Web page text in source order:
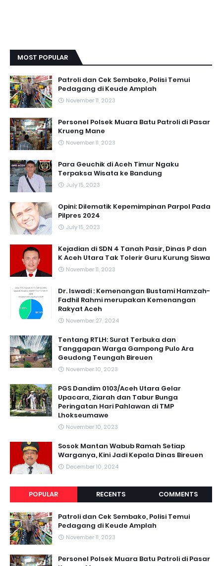
MOST POPULAR
Patroli dan Cek Sembako, Polisi Temui
Pedagang di Keude Amplah
November 11, 2023
Personel Polsek Muara Batu Patroli di Pasar
Krueng Mane
November 11, 2023
Para Geuchik di Aceh Timur Ngaku
Terpaksa Wisata ke Bandung
July 15, 2023
Opini: Dilematik Kepemimpinan Parpol Pada
Pilpres 2024
July 15, 2023
Kejadian di SDN 4 Tanah Pasir, Dinas P dan
K Aceh Utara Tak Tolerir Guru Kurung Siswa
November 11, 2023
Dr. Iswadi : Kemenangan Bustami Hamzah-
Fadhil Rahmi merupakan Kemenangan
Rakyat Aceh
November 27, 2024
Tentang RTLH: Surat Terbuka dan
Tanggapan Warga Gampong Pulo Ara
Geudong Teungah Bireuen
November 10, 2023
PGS Dandim 0103/Aceh Utara Gelar
Upacara, Ziarah dan Tabur Bunga
Peringatan Hari Pahlawan di TMP
Lhokseumawe
November 10, 2023
Sosok Mantan Wabub Ramah Setiap
Warganya, Kini Jadi Kepala Dinas Bireuen
December 10, 2024
POPULAR RECENTS COMMENTS
Patroli dan Cek Sembako, Polisi Temui
Pedagang di Keude Amplah
November 11, 2023
Personel Polsek Muara Batu Patroli di Pasar